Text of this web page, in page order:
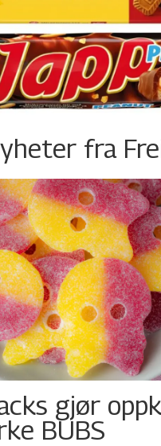
fra
gjør
BUBS